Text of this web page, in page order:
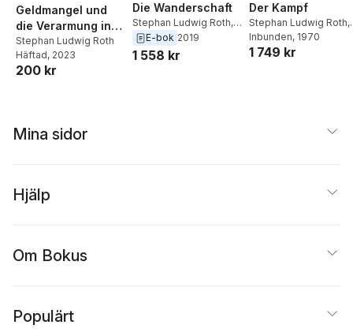
Geldmangel und
die Verarmung in
Siebenbürgen,
besonders unter
den Sachsen.
Stephan Ludwig Roth
Häftad, 2023
200 kr
Die Wanderschaft
Stephan Ludwig Roth,
Otto Folberth
E-bok 2019
1 558 kr
Der Kampf
Stephan Ludwig Roth,
Otto Folberth
Inbunden, 1970
1 749 kr
Mina sidor
Hjälp
Om Bokus
Populärt